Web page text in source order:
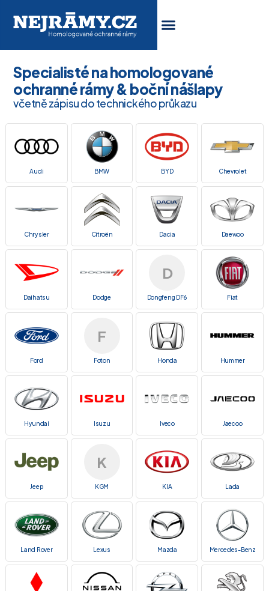
Specialisté na homologované
ochranné rámy & boční nášlapy
včetně zápisu do technického průkazu
Audi BMW BYD Chevrolet
Chrysler Citroën Dacia Daewoo
Daihatsu Dodge
D
Dongfeng DF6 Fiat
Ford
F
Foton Honda Hummer
Hyundai Isuzu Iveco Jaecoo
Jeep
K
KGM KIA Lada
Land Rover Lexus Mazda Mercedes-Benz